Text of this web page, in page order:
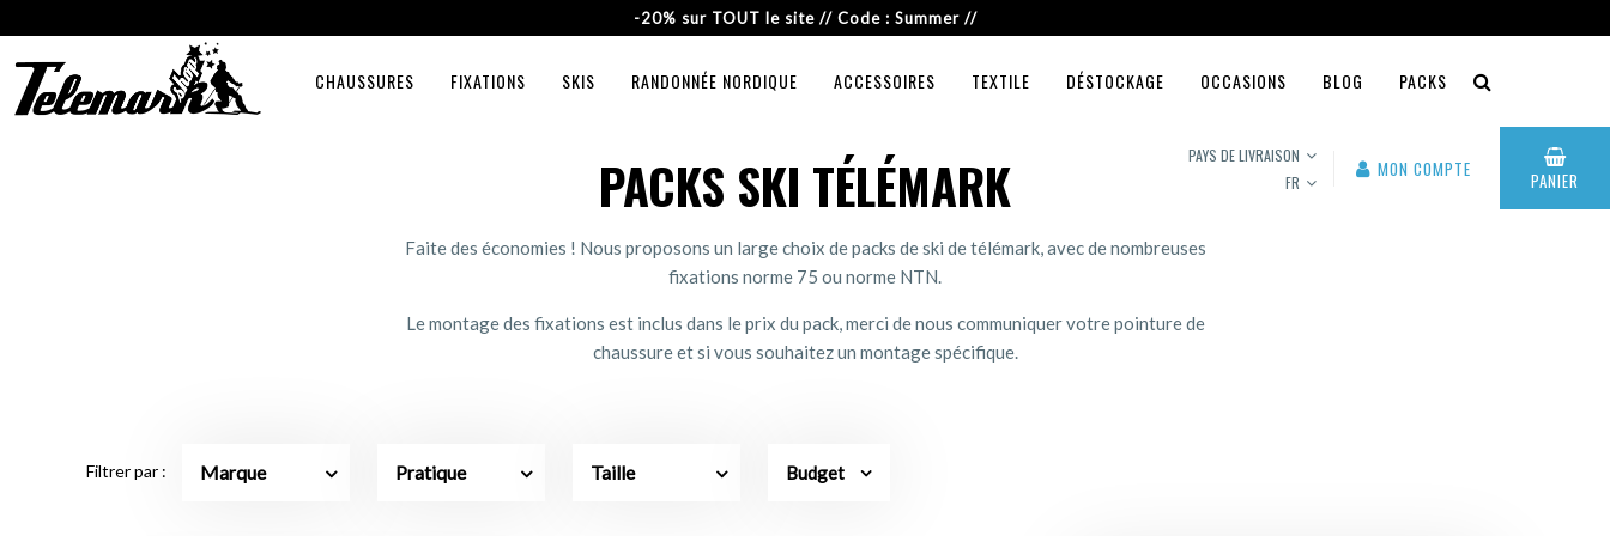
-20% sur TOUT le site // Code : Summer //
CHAUSSURES FIXATIONS SKIS RANDONNÉE NORDIQUE ACCESSOIRES TEXTILE DÉSTOCKAGE OCCASIONS BLOG PACKS
PAYS DE LIVRAISON
FR
MON COMPTE PANIER
PACKS SKI TÉLÉMARK
Faite des économies ! Nous proposons un large choix de packs de ski de télémark, avec de nombreuses
fixations norme 75 ou norme NTN.
Le montage des fixations est inclus dans le prix du pack, merci de nous communiquer votre pointure de
chaussure et si vous souhaitez un montage spécifique.
Filtrer par : Marque Pratique Taille Budget